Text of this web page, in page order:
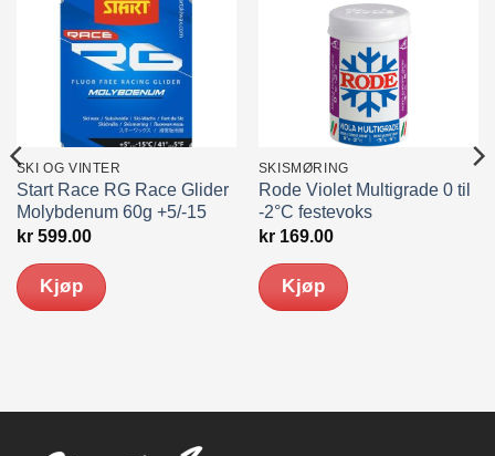
SKI OG VINTER
Start Race RG Race Glider
Molybdenum 60g +5/-15
kr599.00
Kjøp
SKISMØRING
Rode Violet Multigrade 0 til
-2°C festevoks
kr169.00
Kjøp